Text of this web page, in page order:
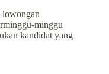
lowongan
minggu
kandidat yang